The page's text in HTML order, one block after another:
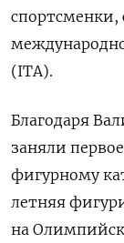
(ITA).
Благодаря
заняли
фигурному
летняя
на